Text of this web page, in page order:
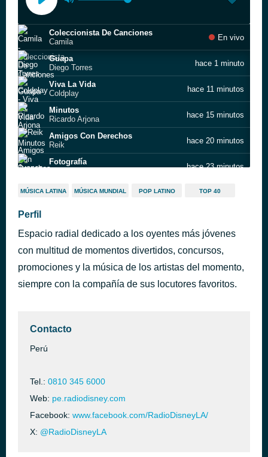
Coleccionista De Canciones
Camila
En vivo
Guapa
Diego Torres
hace 1 minuto
Viva La Vida
Coldplay
hace 11 minutos
Minutos
Ricardo Arjona
hace 15 minutos
Amigos Con Derechos
Reik
hace 20 minutos
Fotografía
hace 23 minutos
Calma - Remix
hace 27 minutos
Can't Get You out of My Head
Kylie Minogue
Dia de Enero
hace 37 minutos
MÚSICA LATINA MÚSICA MUNDIAL POP LATINO TOP 40
Perfil
Espacio radial dedicado a los oyentes más jóvenes
con multitud de momentos divertidos, concursos,
promociones y la música de los artistas del momento,
siempre con la compañía de sus locutores favoritos.
Contacto
Perú
Tel.: 0810 345 6000
Web: pe.radiodisney.com
Facebook: www.facebook.com/RadioDisneyLA/
X: @RadioDisneyLA